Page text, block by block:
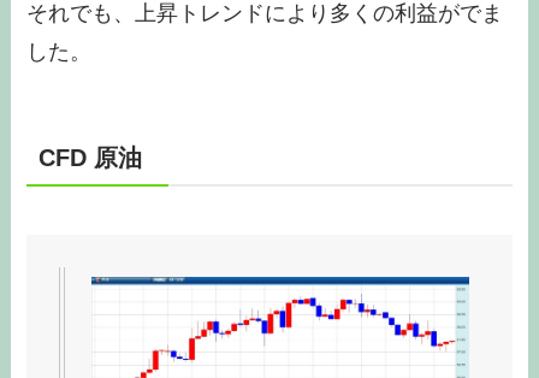
それでも、上昇トレンドにより多くの利益がでま
した。
CFD 原油